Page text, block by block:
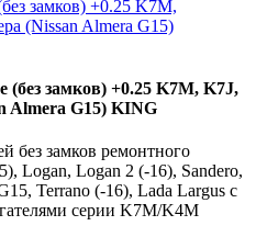
замков) +0.25 K7M, K7J,
Almera G15) KING
без замков ремонтного
Logan, Logan 2 (-16), Sandero,
Terrano (-16), Lada Largus с
серии K7M/K4M